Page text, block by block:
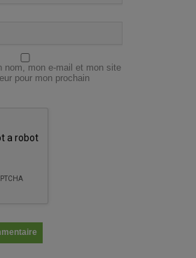
nom, mon e-mail et mon site
pour mon prochain